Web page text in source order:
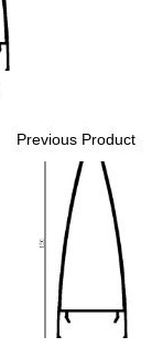
Previous Product